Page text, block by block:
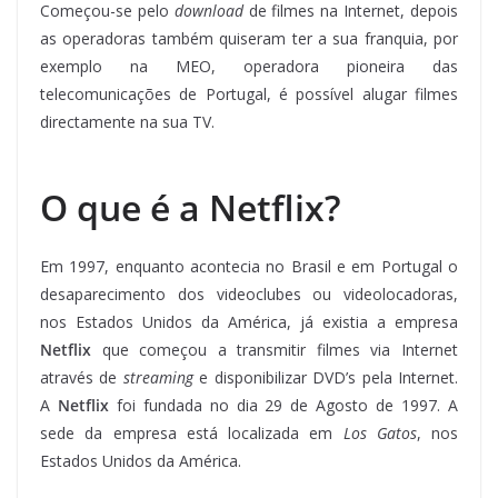
Começou-se pelo downloadde filmes na Internet, depois
as operadoras também quiseram ter a sua franquia, por
exemplo na MEO, operadora pioneira das
telecomunicações de Portugal, é possível alugar filmes
directamente na sua TV.
O que é a Netflix?
Em 1997, enquanto acontecia no Brasil e em Portugal o
desaparecimento dos videoclubes ou videolocadoras,
nos Estados Unidos da América, já existia a empresa
Netflix que começou a transmitir filmes via Internet
através de streaminge disponibilizar DVD’s pela Internet.
A Netflixfoi fundada no dia 29 de Agosto de 1997. A
sede da empresa está localizada em Los Gatos, nos
Estados Unidos da América.